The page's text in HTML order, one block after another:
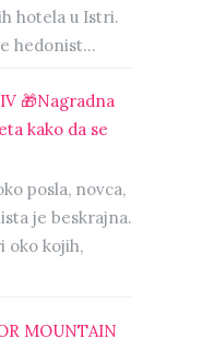
hotela u Istri.
hedonist...
🎁Nagradna
kako da se
posla, novca,
je beskrajna.
oko kojih,
MOUNTAIN